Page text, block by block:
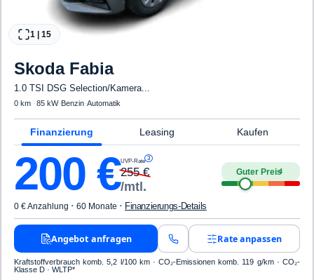
1 15
Skoda Fabia
1.0 TSI DSG Selection/Kamera...
0 km· ·85 kW· Benzin·Automatik
Finanzierung Leasing Kaufen
200 €UVP-Rate 3
255€
/mtl.
Guter Preis4
0 € Anzahlung · 60 Monate · Finanzierungs-Details
Angebot anfragen Rate anpassen
Kraftstoffverbrauch komb. 5,2 l/100 km · CO₂-Emissionen komb. 119 g/km · CO₂-
Klasse D · WLTP*